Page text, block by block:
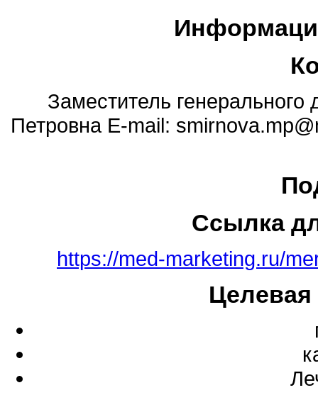
Заместитель
Петровна E-mail:
Ссылка
https://med-marketing.ru/